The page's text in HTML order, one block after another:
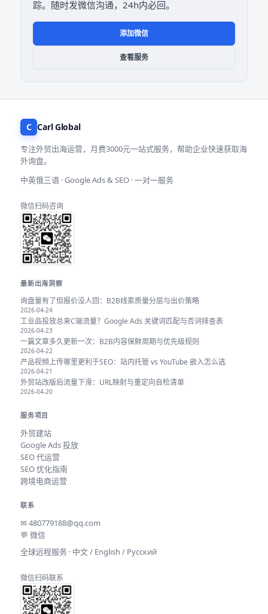
踪。随时发微信沟通，24h内必回。
添加微信
查看服务
C Carl Global
专注外贸出海运营，月费3000元一站式服务，帮助企业快速获取海
外询盘。
中英俄三语 · Google Ads & SEO · 一对一服务
微信扫码咨询
最新出海洞察
询盘量有了但报价没人回：B2B线索质量分层与出价策略
2026-04-24
工业品投放总来C端流量？Google Ads 关键词匹配与否词排查表
2026-04-23
一篇文章多久更新一次：B2B内容保鲜周期与优先级规则
2026-04-22
产品视频上传哪里更利于SEO：站内托管 vs YouTube 嵌入怎么选
2026-04-21
外贸站改版后流量下滑：URL映射与重定向自检清单
2026-04-20
服务项目
外贸建站
Google Ads 投放
SEO 代运营
SEO 优化指南
跨境电商运营
联系
✉480779188@qq.com
💬 微信
全球远程服务 · 中文 / English / Русский
微信扫码联系